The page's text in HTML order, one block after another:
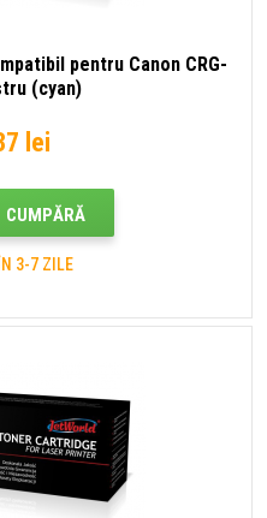
pentru Canon CRG-
(cyan)
lei
CUMPĂRĂ
3-7 ZILE